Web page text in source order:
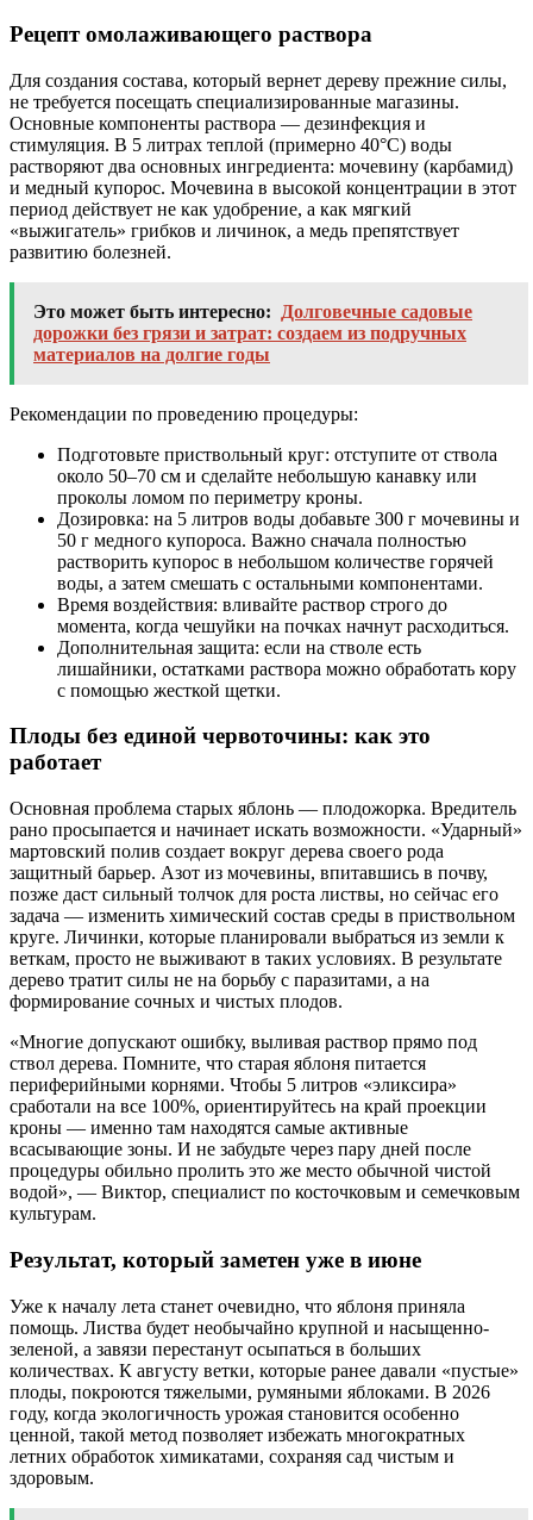
Рецепт омолаживающего раствора
Для создания состава, который вернет дереву прежние силы,
не требуется посещать специализированные магазины.
Основные компоненты раствора — дезинфекция и
стимуляция. В 5 литрах теплой (примерно 40°C) воды
растворяют два основных ингредиента: мочевину (карбамид)
и медный купорос. Мочевина в высокой концентрации в этот
период действует не как удобрение, а как мягкий
«выжигатель» грибков и личинок, а медь препятствует
развитию болезней.
Это может быть интересно:
Долговечные садовые
дорожки без грязи и затрат: создаем из подручных
материалов на долгие годы
Рекомендации по проведению процедуры:
Подготовьте приствольный круг: отступите от ствола
около 50–70 см и сделайте небольшую канавку или
проколы ломом по периметру кроны.
Дозировка: на 5 литров воды добавьте 300 г мочевины и
50 г медного купороса. Важно сначала полностью
растворить купорос в небольшом количестве горячей
воды, а затем смешать с остальными компонентами.
Время воздействия: вливайте раствор строго до
момента, когда чешуйки на почках начнут расходиться.
Дополнительная защита: если на стволе есть
лишайники, остатками раствора можно обработать кору
с помощью жесткой щетки.
Плоды без единой червоточины: как это
работает
Основная проблема старых яблонь — плодожорка. Вредитель
рано просыпается и начинает искать возможности. «Ударный»
мартовский полив создает вокруг дерева своего рода
защитный барьер. Азот из мочевины, впитавшись в почву,
позже даст сильный толчок для роста листвы, но сейчас его
задача — изменить химический состав среды в приствольном
круге. Личинки, которые планировали выбраться из земли к
веткам, просто не выживают в таких условиях. В результате
дерево тратит силы не на борьбу с паразитами, а на
формирование сочных и чистых плодов.
«Многие допускают ошибку, выливая раствор прямо под
ствол дерева. Помните, что старая яблоня питается
периферийными корнями. Чтобы 5 литров «эликсира»
сработали на все 100%, ориентируйтесь на край проекции
кроны — именно там находятся самые активные
всасывающие зоны. И не забудьте через пару дней после
процедуры обильно пролить это же место обычной чистой
водой», — Виктор, специалист по косточковым и семечковым
культурам.
Результат, который заметен уже в июне
Уже к началу лета станет очевидно, что яблоня приняла
помощь. Листва будет необычайно крупной и насыщенно-
зеленой, а завязи перестанут осыпаться в больших
количествах. К августу ветки, которые ранее давали «пустые»
плоды, покроются тяжелыми, румяными яблоками. В 2026
году, когда экологичность урожая становится особенно
ценной, такой метод позволяет избежать многократных
летних обработок химикатами, сохраняя сад чистым и
здоровым.